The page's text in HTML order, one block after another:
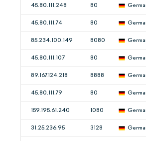
45.80.111.248 80
45.80.111.74 80
85.234.100.149 8080
45.80.111.107 80
89.167.124.218 8888
45.80.111.79 80
159.195.61.240 1080
31.25.236.95 3128